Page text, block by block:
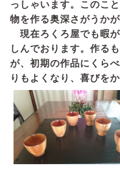
っしゃいます。このこ
物を作る奥深さがうかが
現在ろくろ屋でも暇
しんでおります。作る
が、初期の作品にくら
りもよくなり、喜びを